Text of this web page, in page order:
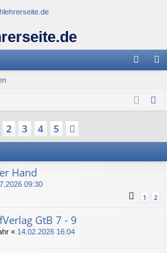
m
de
n
ist
re
ne
2 3 4 5
Hand
09:30
1 2
GtB 7 - 9
« 14.02.2026 16:04